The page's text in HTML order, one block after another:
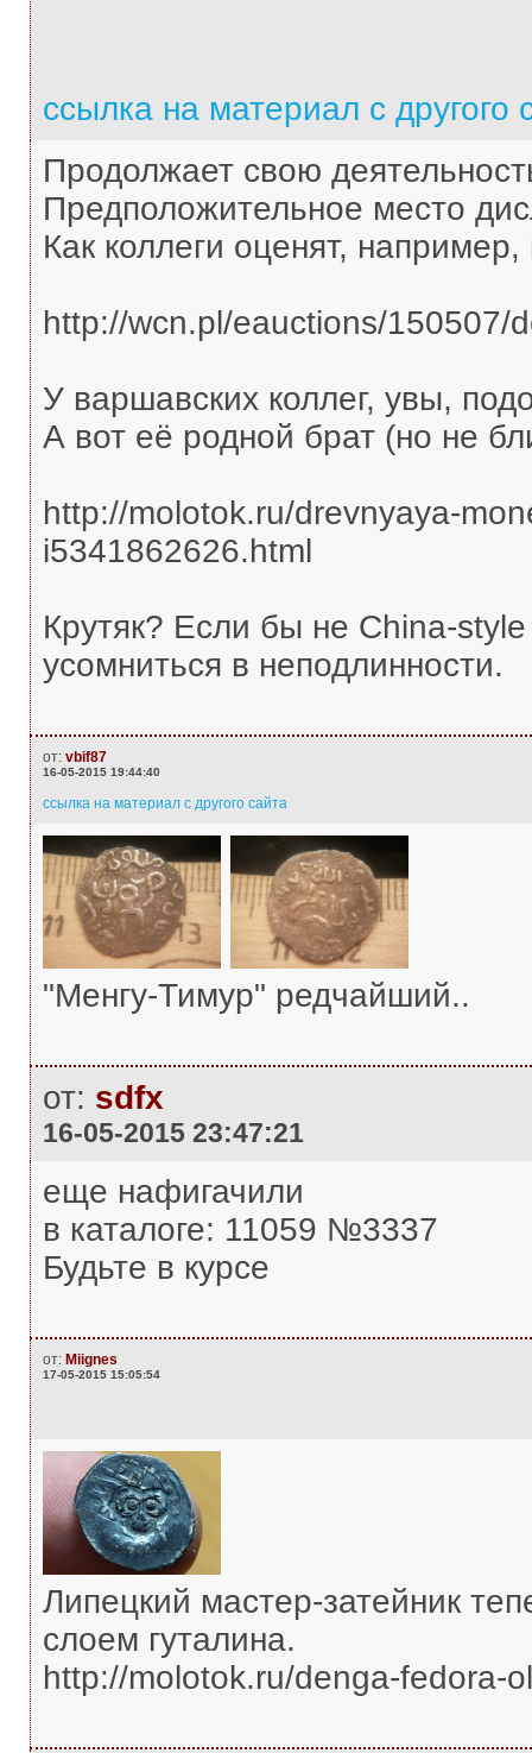
ссылка на материал с другого
Продолжает свою
Предположительное место
Как коллеги оценят,
http://wcn.pl/eauctions/150507/
У варшавских коллег, увы,
А вот её родной брат (но не
http://molotok.ru/drevnyaya-
i5341862626.html
Крутяк? Если бы не China-
усомниться в неподлинности.
от: vbif87
16-05-2015 19:44:40
ссылка на материал с другого сайта
"Менгу-Тимур" редчайший..
от: sdfx
16-05-2015 23:47:21
еще нафигачили
в каталоге: 11059 №3337
Будьте в курсе
от: Miignes
17-05-2015 15:05:54
Липецкий мастер-затейник
слоем гуталина.
http://molotok.ru/denga-fedora-